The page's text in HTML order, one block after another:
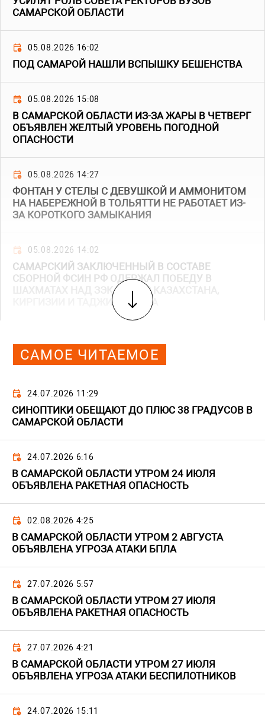
САМАРСКОЙ ОБЛАСТИ
05.08.2026 16:02
ПОД САМАРОЙ НАШЛИ ВСПЫШКУ БЕШЕНСТВА
05.08.2026 15:08
В САМАРСКОЙ ОБЛАСТИ ИЗ-ЗА ЖАРЫ В ЧЕТВЕРГ
ОБЪЯВЛЕН ЖЕЛТЫЙ УРОВЕНЬ ПОГОДНОЙ
ОПАСНОСТИ
05.08.2026 14:27
ФОНТАН У СТЕЛЫ С ДЕВУШКОЙ И АММОНИТОМ
НА НАБЕРЕЖНОЙ В ТОЛЬЯТТИ НЕ РАБОТАЕТ ИЗ-
ЗА КОРОТКОГО ЗАМЫКАНИЯ
05.08.2026 14:02
САМАРСКИЙ ЗАКЛЮЧЕННЫЙ В СОСТАВЕ
СБОРНОЙ ФСИН РФ ОДЕРЖАЛ ПОБЕДУ В
ШАХМАТАХ НАД ЗЭКАМИ ИЗ КАЗАХСТАНА,
КИРГИЗИИ И ТАДЖИКИСТАНА
САМОЕ ЧИТАЕМОЕ
24.07.2026 11:29
СИНОПТИКИ ОБЕЩАЮТ ДО ПЛЮС 38 ГРАДУСОВ В
САМАРСКОЙ ОБЛАСТИ
24.07.2026 6:16
В САМАРСКОЙ ОБЛАСТИ УТРОМ 24 ИЮЛЯ
ОБЪЯВЛЕНА РАКЕТНАЯ ОПАСНОСТЬ
02.08.2026 4:25
В САМАРСКОЙ ОБЛАСТИ УТРОМ 2 АВГУСТА
ОБЪЯВЛЕНА УГРОЗА АТАКИ БПЛА
27.07.2026 5:57
В САМАРСКОЙ ОБЛАСТИ УТРОМ 27 ИЮЛЯ
ОБЪЯВЛЕНА РАКЕТНАЯ ОПАСНОСТЬ
27.07.2026 4:21
В САМАРСКОЙ ОБЛАСТИ УТРОМ 27 ИЮЛЯ
ОБЪЯВЛЕНА УГРОЗА АТАКИ БЕСПИЛОТНИКОВ
24.07.2026 15:11